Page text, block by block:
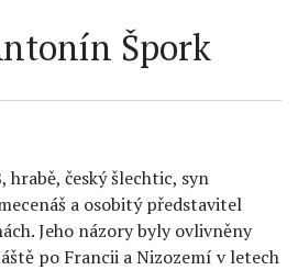
Špork
hrabě, český šlechtic, syn
a osobitý představitel
Jeho názory byly ovlivněny
po Francii a Nizozemí v letech